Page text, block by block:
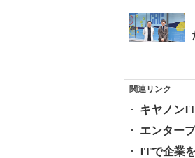
関連リンク
キヤノン
エンター
ITで企業